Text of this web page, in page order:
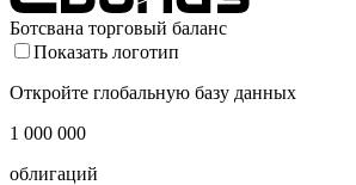
Ботсвана торговый баланс
Показать логотип
Откройте глобальную базу данных
1 000 000
облигаций